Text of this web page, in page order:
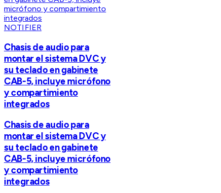
NOTIFIER
Chasis de audio para
montar el sistema DVC y
su teclado en gabinete
CAB-5, incluye micrófono
y compartimiento
integrados
Chasis de audio para
montar el sistema DVC y
su teclado en gabinete
CAB-5, incluye micrófono
y compartimiento
integrados